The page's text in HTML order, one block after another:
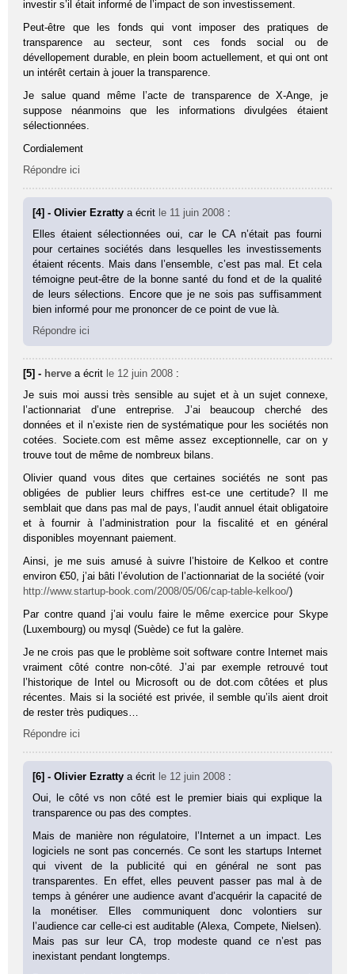
investir s’il était informé de l’impact de son investissement.
Peut-être que les fonds qui vont imposer des pratiques de
transparence au secteur, sont ces fonds social ou de
dévellopement durable, en plein boom actuellement, et qui ont ont
un intérêt certain à jouer la transparence.
Je salue quand même l’acte de transparence de X-Ange, je
suppose néanmoins que les informations divulgées étaient
sélectionnées.
Cordialement
Répondre ici
[4] - Olivier Ezrattya écrit le 11 juin 2008 :
Elles étaient sélectionnées oui, car le CA n’était pas fourni
pour certaines sociétés dans lesquelles les investissements
étaient récents. Mais dans l’ensemble, c’est pas mal. Et cela
témoigne peut-être de la bonne santé du fond et de la qualité
de leurs sélections. Encore que je ne sois pas suffisamment
bien informé pour me prononcer de ce point de vue là.
Répondre ici
[5] - herve a écrit le 12 juin 2008 :
Je suis moi aussi très sensible au sujet et à un sujet connexe,
l’actionnariat d’une entreprise. J’ai beaucoup cherché des
données et il n’existe rien de systématique pour les sociétés non
cotées. Societe.com est même assez exceptionnelle, car on y
trouve tout de même de nombreux bilans.
Olivier quand vous dites que certaines sociétés ne sont pas
obligées de publier leurs chiffres est-ce une certitude? Il me
semblait que dans pas mal de pays, l’audit annuel était obligatoire
et à fournir à l’administration pour la fiscalité et en général
disponibles moyennant paiement.
Ainsi, je me suis amusé à suivre l’histoire de Kelkoo et contre
environ €50, j’ai bâti l’évolution de l’actionnariat de la société (voir
http://www.startup-book.com/2008/05/06/cap-table-kelkoo/)
Par contre quand j’ai voulu faire le même exercice pour Skype
(Luxembourg) ou mysql (Suède) ce fut la galère.
Je ne crois pas que le problème soit software contre Internet mais
vraiment côté contre non-côté. J’ai par exemple retrouvé tout
l’historique de Intel ou Microsoft ou de dot.com côtées et plus
récentes. Mais si la société est privée, il semble qu’ils aient droit
de rester très pudiques…
Répondre ici
[6] - Olivier Ezrattya écrit le 12 juin 2008 :
Oui, le côté vs non côté est le premier biais qui explique la
transparence ou pas des comptes.
Mais de manière non régulatoire, l’Internet a un impact. Les
logiciels ne sont pas concernés. Ce sont les startups Internet
qui vivent de la publicité qui en général ne sont pas
transparentes. En effet, elles peuvent passer pas mal à de
temps à générer une audience avant d’acquérir la capacité de
la monétiser. Elles communiquent donc volontiers sur
l’audience car celle-ci est auditable (Alexa, Compete, Nielsen).
Mais pas sur leur CA, trop modeste quand ce n’est pas
inexistant pendant longtemps.